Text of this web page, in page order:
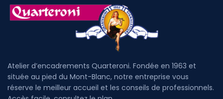
Atelier d’encadrements Quarteroni. Fondée en 1963 et
située au pied du Mont-Blanc, notre entreprise vous
réserve le meilleur accueil et les conseils de professionnels.